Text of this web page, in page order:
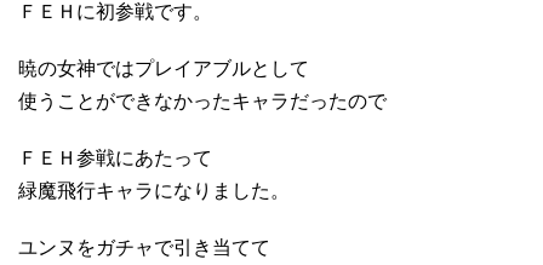
ＦＥＨに初参戦です。
暁の女神ではプレイアブルとして
使うことができなかったキャラだったので
ＦＥＨ参戦にあたって
緑魔飛行キャラになりました。
ユンヌをガチャで引き当てて